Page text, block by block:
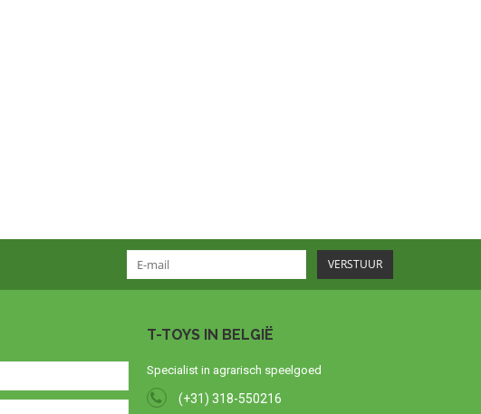
VERSTUUR
T-TOYS IN BELGIË
Specialist in agrarisch speelgoed
(+31) 318-550216